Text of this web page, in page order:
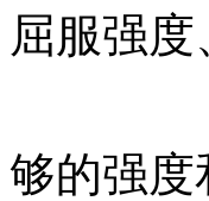
屈服强
够的强度